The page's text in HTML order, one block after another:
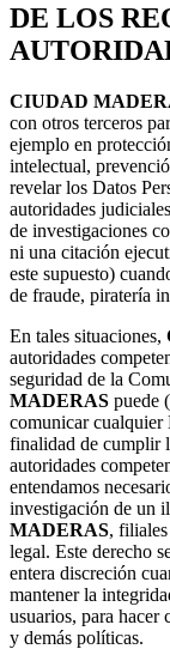
DE LOS
CIUDAD
con otros terceros
ejemplo en
intelectual,
revelar los Datos
autoridades
de investigaciones
ni una citación
este supuesto)
de fraude, piratería
En tales situaciones,
autoridades
seguridad de la
MADERAS puede
comunicar cualquier
finalidad de cumplir
autoridades
entendamos
investigación de un
MADERAS, filiales
legal. Este derecho
entera discreción
mantener la
usuarios, para
y demás políticas.